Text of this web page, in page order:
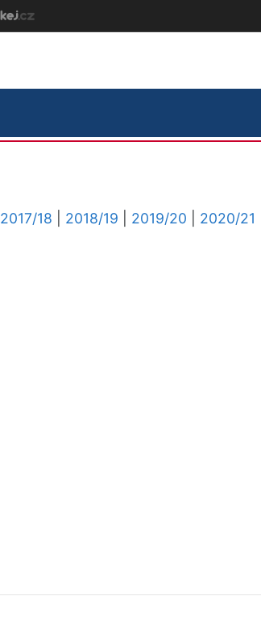
2017/18 2018/19 2019/20
2020/21